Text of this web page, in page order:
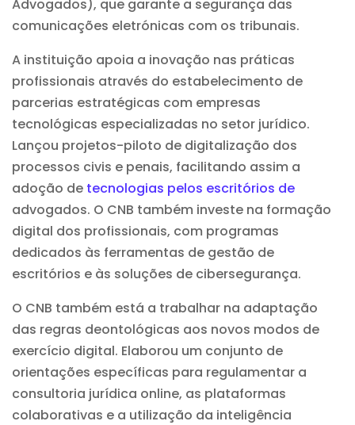
Advogados), que garante a segurança das
comunicações eletrónicas com os tribunais.
A instituição apoia a inovação nas práticas
profissionais através do estabelecimento de
parcerias estratégicas com empresas
tecnológicas especializadas no setor jurídico.
Lançou projetos-piloto de digitalização dos
processos civis e penais, facilitando assim a
adoção de tecnologias pelos escritórios de
advogados. O CNB também investe na formação
digital dos profissionais, com programas
dedicados às ferramentas de gestão de
escritórios e às soluções de cibersegurança.
O CNB também está a trabalhar na adaptação
das regras deontológicas aos novos modos de
exercício digital. Elaborou um conjunto de
orientações específicas para regulamentar a
consultoria jurídica online, as plataformas
colaborativas e a utilização da inteligência